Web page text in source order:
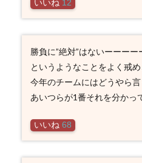
いいね 12
勝負に”絶対”はないーーーー
というようなことをよく戒
今年のチームにはどうやら
あいつらが1番それを分かっ
いいね 68